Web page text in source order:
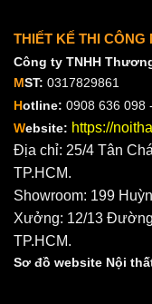
THIẾT KẾ THI CÔNG
Công ty TNHH
MST: 0317829861
Hotline: 0908 636 098
Website: https://
Địa chỉ: 25/4 Tân
TP.HCM.
Showroom: 199
Xưởng: 12/13
TP.HCM.
Sơ đồ website Nội